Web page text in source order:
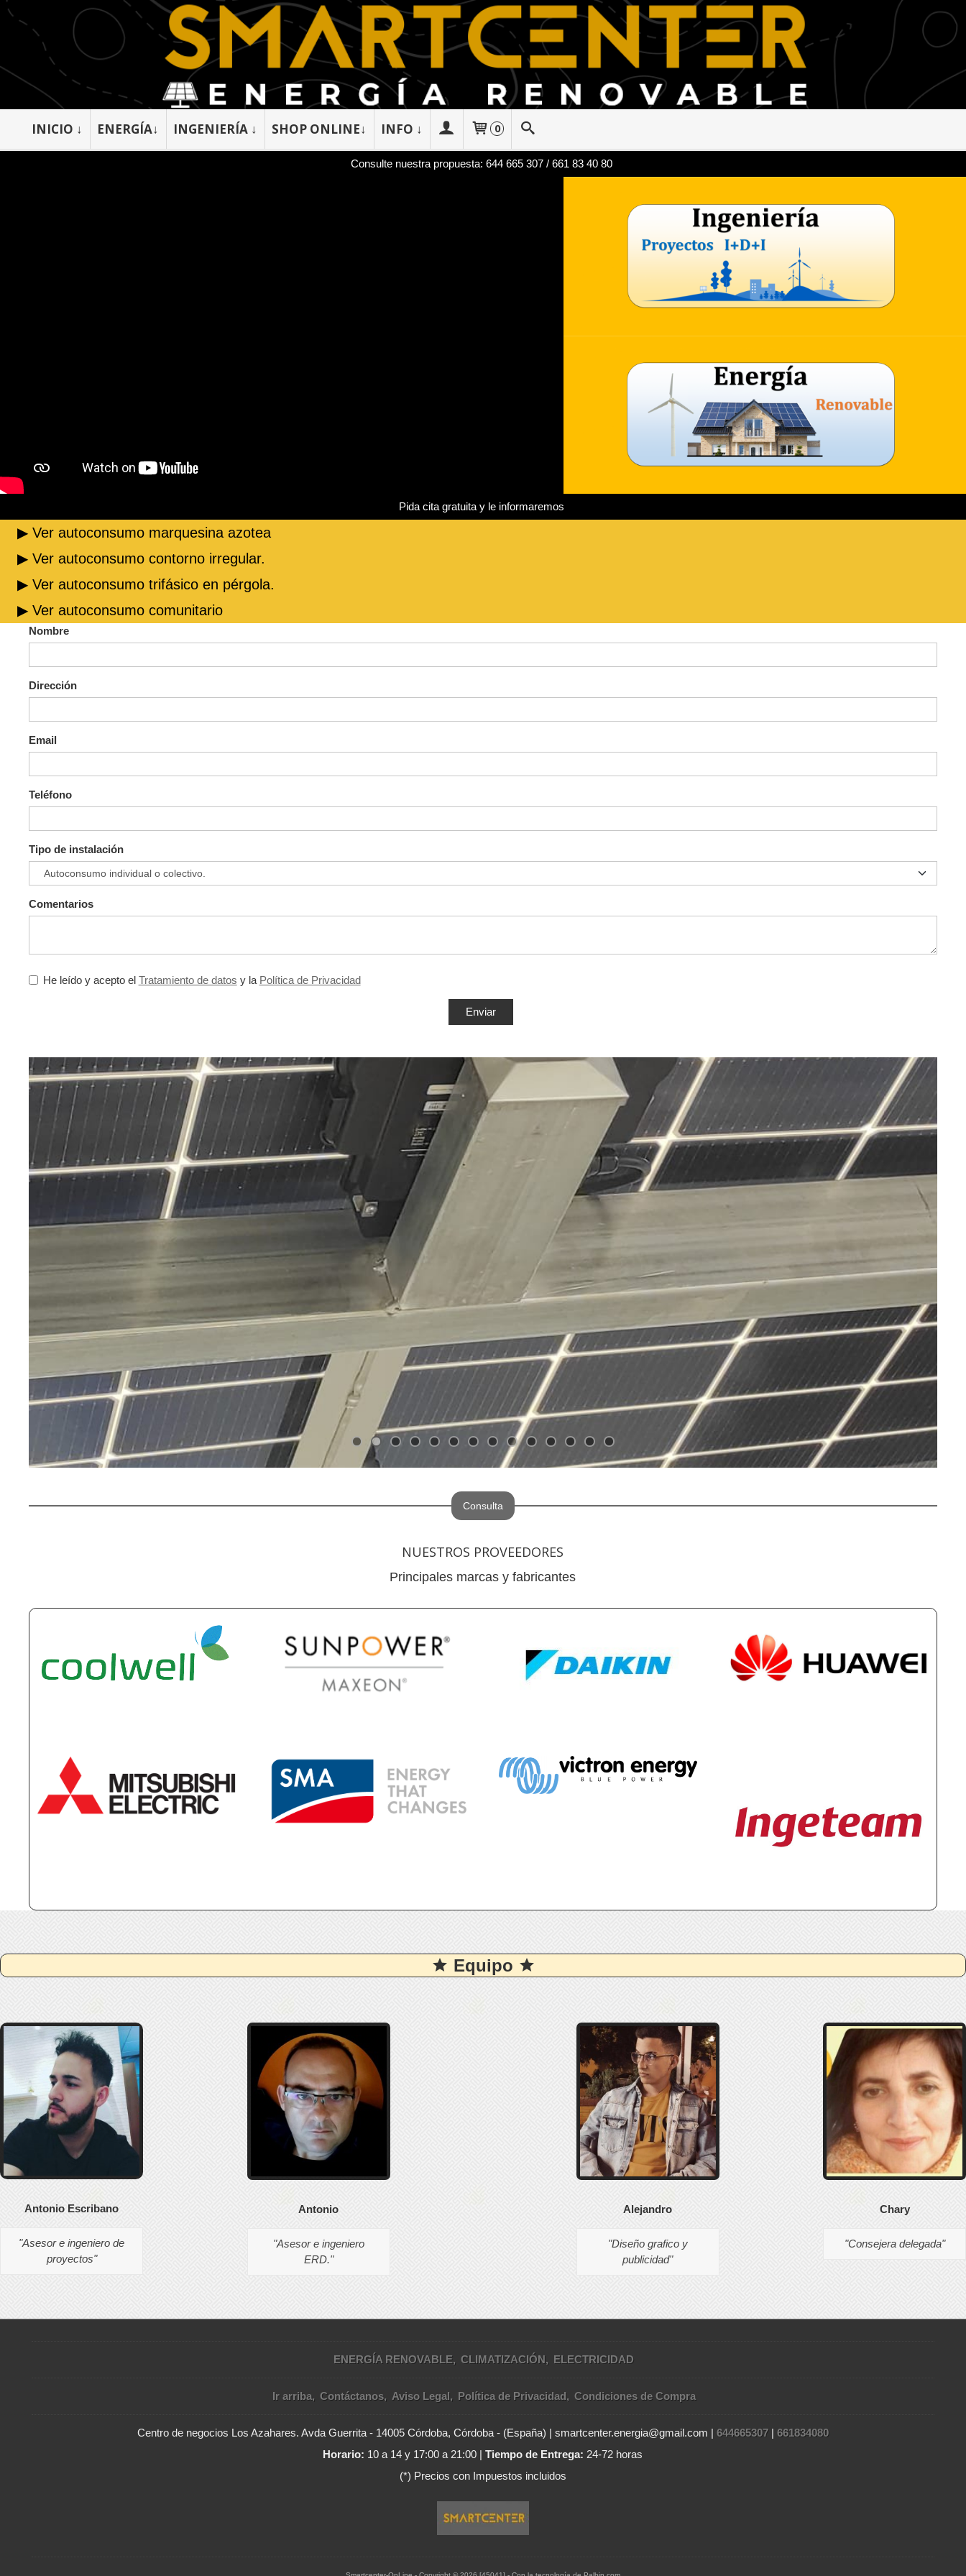
INICIO ↓ ENERGÍA↓ INGENIERÍA ↓ SHOP ONLINE↓ INFO ↓ 0
Consulte nuestra propuesta: 644 665 307 / 661 83 40 80
Pida cita gratuita y le informaremos
▶ Ver autoconsumo marquesina azotea
▶ Ver autoconsumo contorno irregular.
▶ Ver autoconsumo trifásico en pérgola.
▶ Ver autoconsumo comunitario
Nombre
Dirección
Email
Teléfono
Tipo de instalación
Comentarios
He leído y acepto el Tratamiento de datos y la Política de Privacidad
Consulta
NUESTROS PROVEEDORES
Principales marcas y fabricantes
 Equipo 
Antonio Escribano
"Asesor e ingeniero de
proyectos"
Antonio
"Asesor e ingeniero
ERD."
Alejandro
"Diseño grafico y
publicidad"
Chary
"Consejera delegada"
ENERGÍA RENOVABLE CLIMATIZACIÓN ELECTRICIDAD
Ir arriba Contáctanos Aviso Legal Política de Privacidad Condiciones de Compra
Centro de negocios Los Azahares. Avda Guerrita - 14005 Córdoba, Córdoba - (España) | smartcenter.energia@gmail.com | 644665307| 661834080
Horario: 10 a 14 y 17:00 a 21:00 |Tiempo de Entrega: 24-72 horas
(*) Precios con Impuestos incluidos